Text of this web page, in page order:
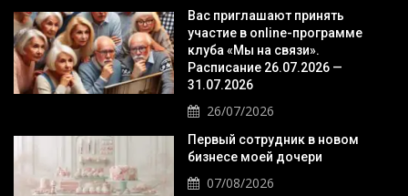
Вас приглашают принять
участие в online-программе
клуба «Мы на связи».
Расписание 26.07.2026 —
31.07.2026
26/07/2026
Первый сотрудник в новом
бизнесе моей дочери
07/08/2026